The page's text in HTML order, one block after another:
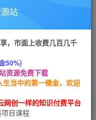
目，小白零基础
）
关注 私信
站
，市面上收费几百几千
50%)
资源免费下载
当中的第一桶金，欢迎
网创一样的知识付费平台
目课程